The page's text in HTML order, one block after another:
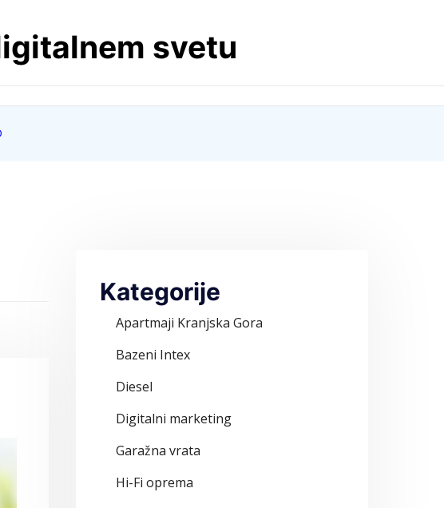
svetu
Kategorije
Apartmaji Kranjska Gora
Bazeni Intex
Diesel
Digitalni marketing
Garažna vrata
Hi-Fi oprema